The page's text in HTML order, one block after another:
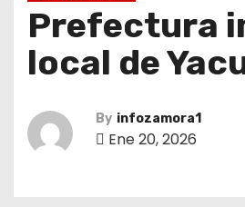
Prefectura
local de
By infozamora1
Ene 20, 2026